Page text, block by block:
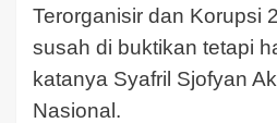
Terorganisir dan Korupsi
susah di buktikan tetapi
katanya Syafril Sjofyan
Nasional.